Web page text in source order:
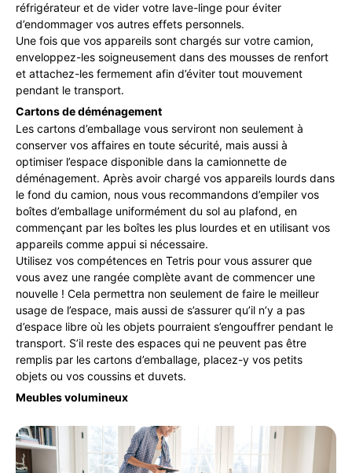
réfrigérateur et de vider votre lave-linge pour éviter
d’endommager vos autres effets personnels.
Une fois que vos appareils sont chargés sur votre camion,
enveloppez-les soigneusement dans des mousses de renfort
et attachez-les fermement afin d’éviter tout mouvement
pendant le transport.
Cartons de déménagement
Les cartons d’emballage vous serviront non seulement à
conserver vos affaires en toute sécurité, mais aussi à
optimiser l’espace disponible dans la camionnette de
déménagement. Après avoir chargé vos appareils lourds dans
le fond du camion, nous vous recommandons d’empiler vos
boîtes d’emballage uniformément du sol au plafond, en
commençant par les boîtes les plus lourdes et en utilisant vos
appareils comme appui si nécessaire.
Utilisez vos compétences en Tetris pour vous assurer que
vous avez une rangée complète avant de commencer une
nouvelle ! Cela permettra non seulement de faire le meilleur
usage de l’espace, mais aussi de s’assurer qu’il n’y a pas
d’espace libre où les objets pourraient s’engouffrer pendant le
transport. S’il reste des espaces qui ne peuvent pas être
remplis par les cartons d’emballage, placez-y vos petits
objets ou vos coussins et duvets.
Meubles volumineux